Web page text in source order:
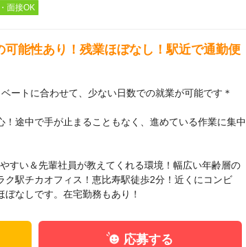
面接OK
可能性あり！残業ほぼなし！駅近で通勤便
ートに合わせて、少ない日数での就業が可能です＊
！途中で手が止まることもなく、進めている作業に集中
すい＆先輩社員が教えてくれる環境！幅広い年齢層の
駅チカオフィス！恵比寿駅徒歩2分！近くにコンビ
なしです。在宅勤務もあり！
応募する